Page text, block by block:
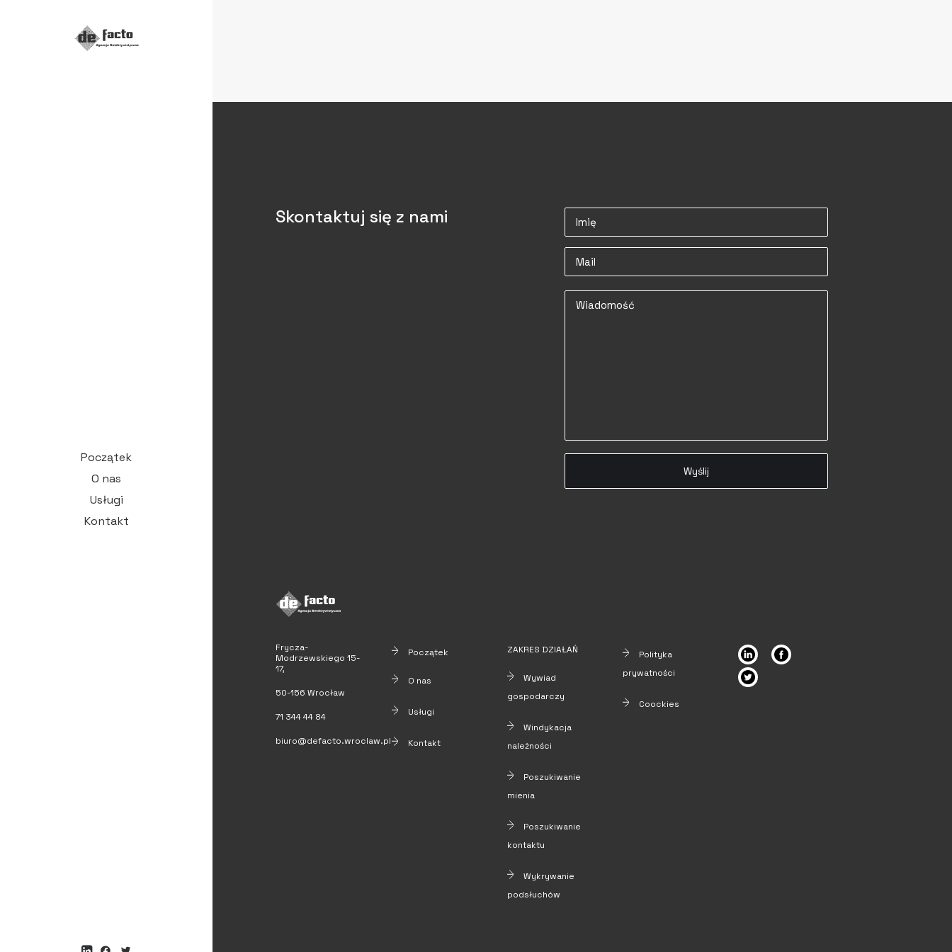
Początek
O nas
Usługi
Kontakt
Skontaktuj się z nami
Frycza-
Modrzewskiego 15-
17,
50-156 Wrocław
71 344 44 84
biuro@defacto.wroclaw.pl
Początek
O nas
Usługi
Kontakt
ZAKRES DZIAŁAŃ
Wywiad
gospodarczy
Windykacja
należności
Poszukiwanie
mienia
Poszukiwanie
kontaktu
Wykrywanie
podsłuchów
Polityka
prywatności
Coockies